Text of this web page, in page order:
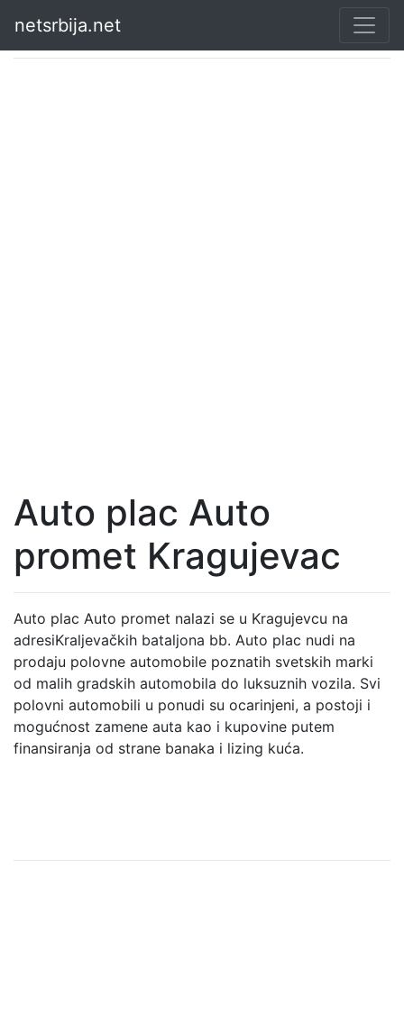
netsrbija.net
Auto plac Auto
promet Kragujevac
Auto plac Auto promet nalazi se u Kragujevcu na
adresiKraljevačkih bataljona bb. Auto plac nudi na
prodaju polovne automobile poznatih svetskih marki
od malih gradskih automobila do luksuznih vozila. Svi
polovni automobili u ponudi su ocarinjeni, a postoji i
mogućnost zamene auta kao i kupovine putem
finansiranja od strane banaka i lizing kuća.